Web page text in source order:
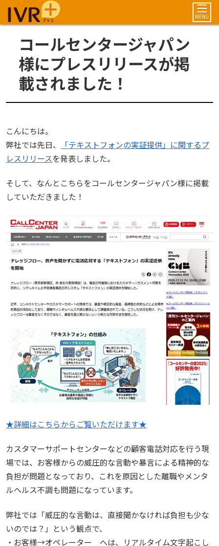
MENU
コールセンタージャパン
様にプレスリリースが掲
載されました！
こんにちは。
弊社では先日、
「テキストフォンの実証提供」に関するプ
レスリリースを発表しました。
そして、なんとこちらをコールセンタージャパン様に掲載
していただきました！
★詳細はこちらからご覧いただけます★
カスタマーサポートセンターなどの顧客電話対応を行う現
場では、お客様からの威圧的な言動や暴言による精神的な
負担が問題となっており、これを原因とした離職やメンタ
ルヘルス不調も問題になっています。
弊社では「威圧的な言動は、直接聞かなければ負担も少な
いのでは？」という観点で、
・お客様→オペレーター へは、リアルタイム文字起こし